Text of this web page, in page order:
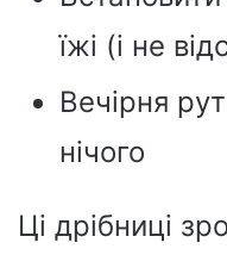
їжі (і не
Вечірня
нічого
Ці дрібниці